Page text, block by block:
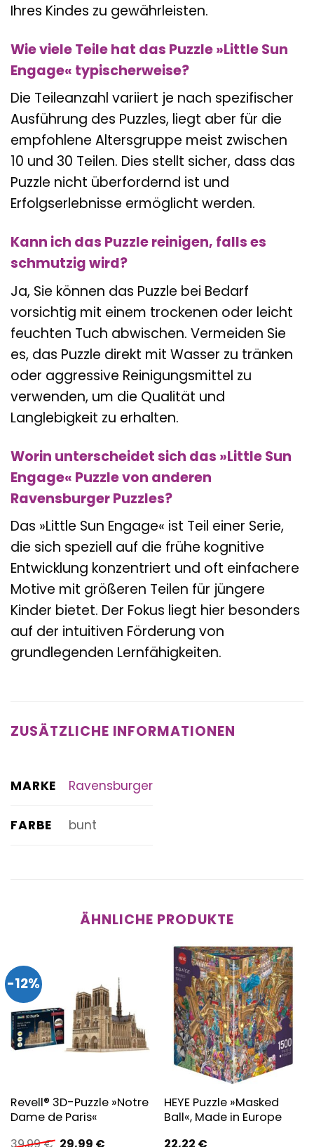
Ihres Kindes zu gewährleisten.
Wie viele Teile hat das Puzzle »Little Sun
Engage« typischerweise?
Die Teileanzahl variiert je nach spezifischer
Ausführung des Puzzles, liegt aber für die
empfohlene Altersgruppe meist zwischen
10 und 30 Teilen. Dies stellt sicher, dass das
Puzzle nicht überfordernd ist und
Erfolgserlebnisse ermöglicht werden.
Kann ich das Puzzle reinigen, falls es
schmutzig wird?
Ja, Sie können das Puzzle bei Bedarf
vorsichtig mit einem trockenen oder leicht
feuchten Tuch abwischen. Vermeiden Sie
es, das Puzzle direkt mit Wasser zu tränken
oder aggressive Reinigungsmittel zu
verwenden, um die Qualität und
Langlebigkeit zu erhalten.
Worin unterscheidet sich das »Little Sun
Engage« Puzzle von anderen
Ravensburger Puzzles?
Das »Little Sun Engage« ist Teil einer Serie,
die sich speziell auf die frühe kognitive
Entwicklung konzentriert und oft einfachere
Motive mit größeren Teilen für jüngere
Kinder bietet. Der Fokus liegt hier besonders
auf der intuitiven Förderung von
grundlegenden Lernfähigkeiten.
ZUSÄTZLICHE INFORMATIONEN
MARKE Ravensburger
FARBE bunt
ÄHNLICHE PRODUKTE
-12%
Revell® 3D-Puzzle »Notre
Dame de Paris«
Ursprünglicher
Aktueller
HEYE Puzzle »Masked
Ball«, Made in Europe